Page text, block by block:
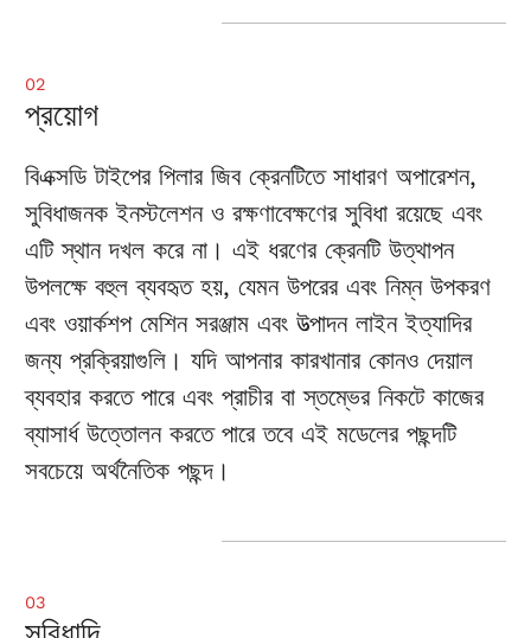
02
প্রয়োগ
বিএক্সডি টাইপের পিলার জিব ক্রেনটিতে সাধারণ অপারেশন,
সুবিধাজনক ইনস্টলেশন ও রক্ষণাবেক্ষণের সুবিধা রয়েছে এবং
এটি স্থান দখল করে না। এই ধরণের ক্রেনটি উত্থাপন
উপলক্ষে বহুল ব্যবহৃত হয়, যেমন উপরের এবং নিম্ন উপকরণ
এবং ওয়ার্কশপ মেশিন সরঞ্জাম এবং উত্পাদন লাইন ইত্যাদির
জন্য প্রক্রিয়াগুলি। যদি আপনার কারখানার কোনও দেয়াল
ব্যবহার করতে পারে এবং প্রাচীর বা স্তম্ভের নিকটে কাজের
ব্যাসার্ধ উত্তোলন করতে পারে তবে এই মডেলের পছন্দটি
সবচেয়ে অর্থনৈতিক পছন্দ।
03